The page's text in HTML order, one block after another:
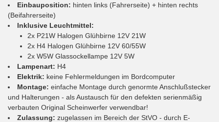
Einbauposition: hinten links (Fahrerseite) + hinten rechts
(Beifahrerseite)
Inklusive Leuchtmittel:
2x P21W Halogen Glühbirne 12V 21W
2x H4 Halogen Glühbirne 12V 60/55W
2x W5W Glassockellampe 12V 5W
Lampenart: H4
Elektrik: keine Fehlermeldungen im Bordcomputer
Montage: einfache Montage durch genormte Anschlußstecker
und Halterungen - als Austausch für den defekten serienmäßig
verbauten Original Scheinwerfer verwendbar!
Zulassung: zugelassen im Bereich der StVO - durch E-